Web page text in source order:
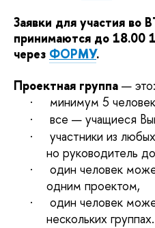
Заявки для участия
принимаются до 18.00
через ФОРМУ.
Проектная группа — это:
·
минимум 5
·
все — учащиеся
·
участники из
но руководитель
·
один человек
одним проектом,
·
один человек
нескольких группах.